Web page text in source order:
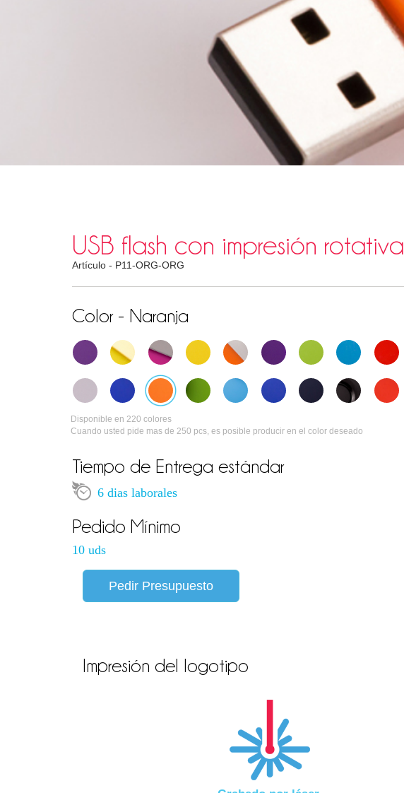
USB flash con impresión
Artículo - P11-ORG-ORG
Color - Naranja
Disponible en 220 colores
Cuando usted pide mas de 250 pcs, es posible producir en el color deseado
Tiempo de Entrega estándar
6 dias laborales
Pedido Mínimo
10 uds
Pedir Presupuesto
Impresión del logotipo